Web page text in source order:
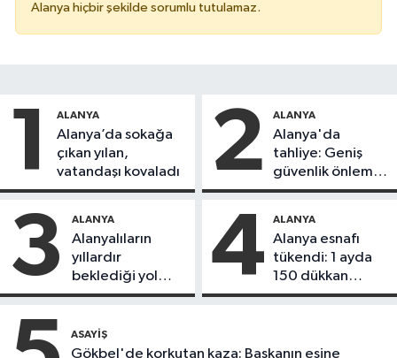
Alanya hiçbir şekilde sorumlu tutulamaz.
1 ALANYA
Alanya’da sokağa
çıkan yılan,
vatandaşı kovaladı
2 ALANYA
Alanya'da
tahliye: Geniş
güvenlik önlemi
alındı
3 ALANYA
Alanyalıların
yıllardır
beklediği yol
askıdan döndü
4 ALANYA
Alanya esnafı
tükendi: 1 ayda
150 dükkan
kapandı
ASAYIŞ
Gökbel'de korkutan kaza: Başkanın eşine